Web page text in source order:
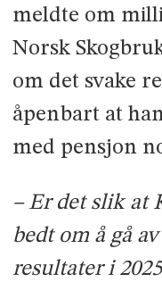
meldte om
Norsk
om det svake
åpenbart at
med pensjon
– Er det slik at
bedt om å gå
resultater i